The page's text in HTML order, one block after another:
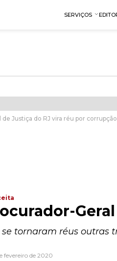
SERVIÇOS
Justiça do RJ vira réu por corrupção
tornaram réus outras
fevereiro de 2020